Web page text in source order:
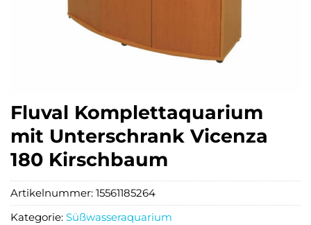
Fluval Komplettaquarium
mit Unterschrank Vicenza
180 Kirschbaum
Artikelnummer: 15561185264
Kategorie: Süßwasseraquarium